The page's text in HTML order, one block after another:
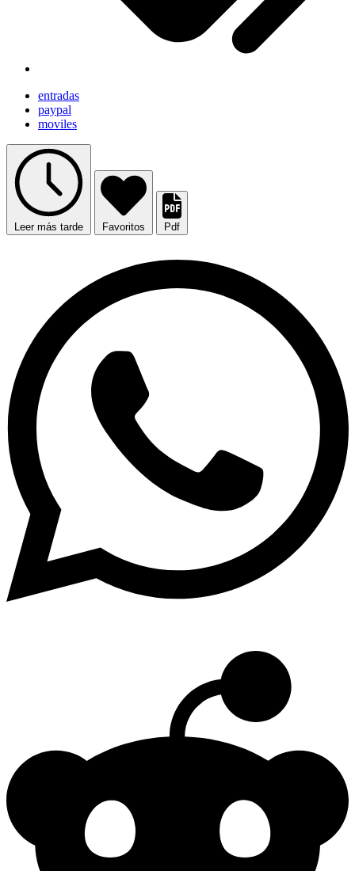
entradas
paypal
moviles
Leer más tarde Favoritos Pdf